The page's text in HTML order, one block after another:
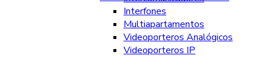
Interfones
Multiapartamentos
Videoporteros Analógicos
Videoporteros IP